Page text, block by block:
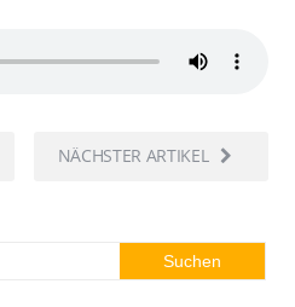
NÄCHSTER ARTIKEL